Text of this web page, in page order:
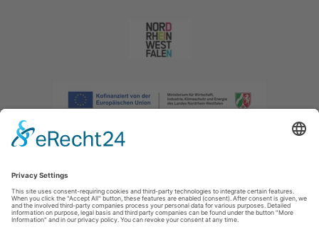
Imprint|Privacy policy|Declaration of accessibility